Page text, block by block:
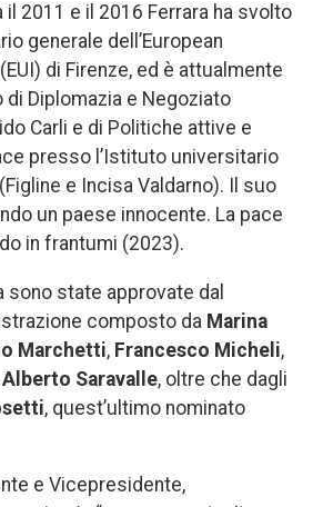
il 2011 e il 2016 Ferrara ha svolto
generale dell’European
di Firenze, ed è attualmente
Diplomazia e Negoziato
Carli e di Politiche attive e
presso l’Istituto universitario
e Incisa Valdarno). Il suo
un paese innocente. La pace
in frantumi (2023).
sono state approvate dal
composto da Marina
Marchetti, Francesco Micheli,
Alberto Saravalle, oltre che dagli
, quest’ultimo nominato
e Vicepresidente,